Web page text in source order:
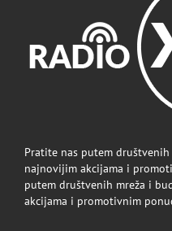
Pratite nas putem
najnovijim akcijama i
putem društvenih mreža i
akcijama i promotivnim